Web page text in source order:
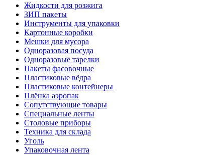
Жидкости для розжига
ЗИП пакеты
Инструменты для упаковки
Картонные коробки
Мешки для мусора
Одноразовая посуда
Одноразовые тарелки
Пакеты фасовочные
Пластиковые вёдра
Пластиковые контейнеры
Плёнка аэропак
Сопутствующие товары
Специальные ленты
Столовые приборы
Техника для склада
Уголь
Упаковочная лента